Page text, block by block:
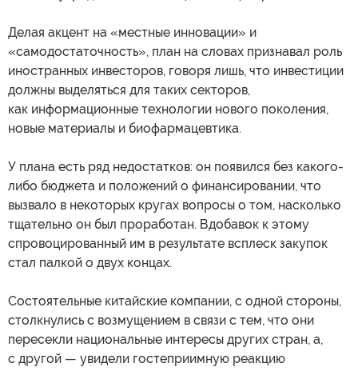
Делая акцент на «местные инновации» и
«самодостаточность», план на словах признавал роль
иностранных инвесторов, говоря лишь, что инвестиции
должны выделяться для таких секторов,
как информационные технологии нового поколения,
новые материалы и биофармацевтика.
У плана есть ряд недостатков: он появился без какого-
либо бюджета и положений о финансировании, что
вызвало в некоторых кругах вопросы о том, насколько
тщательно он был проработан. Вдобавок к этому
спровоцированный им в результате всплеск закупок
стал палкой о двух концах.
Состоятельные китайские компании, с одной стороны,
столкнулись с возмущением в связи с тем, что они
пересекли национальные интересы других стран, а,
с другой — увидели гостеприимную реакцию